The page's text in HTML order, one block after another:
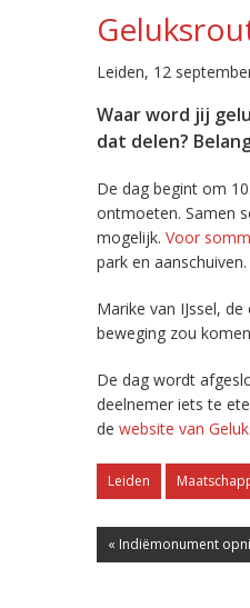
Leiden, 12
Waar word jij
dat delen?
De dag begint om
ontmoeten. Samen
mogelijk. Voor
park en aanschuiven.
Marike van IJssel,
beweging zou
De dag wordt
deelnemer iets te
de website van
Leiden
« Indiëmonument